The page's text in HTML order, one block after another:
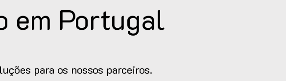
em Portugal
para os nossos parceiros.